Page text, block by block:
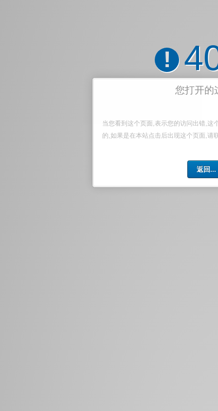
!
您打开的
当您看到这个页面,表示您的访问出错,这
的,如果是在本站点击后出现这个页面,请
返回...